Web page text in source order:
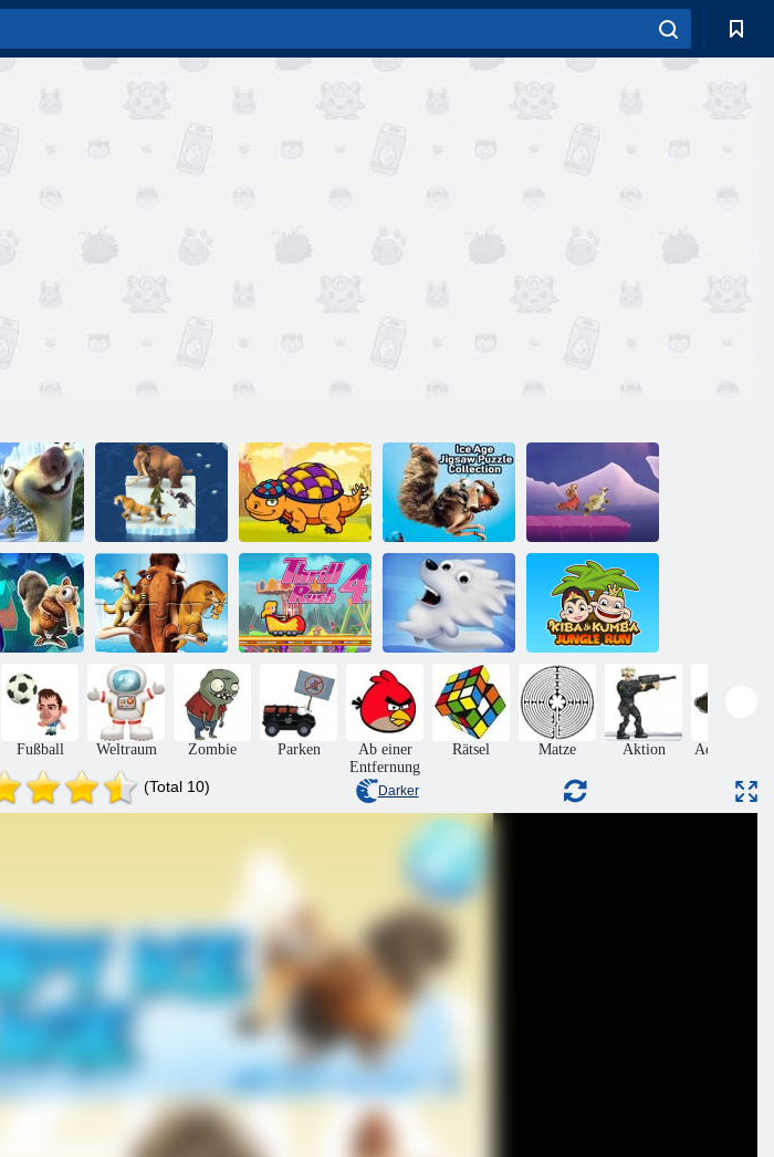
Age 4 -
Sie die 6
Sid's Labyrinth
Wahnsinn
Eiszeit lustige
Dinosaurier
Färbung
Eiszeit-Puzzle-
Sammlung
Eiszeit:
Manischer
Meteorlauf
Parkour:
Puzzle:
Abenteuer in der
Eiszeit
Nervenkitzel
Rush 4
Snow Globe
Kiba und
Kumba:
Dschungellauf
Fußball Weltraum Zombie Parken
Ab einer
Entfernung
Rätsel Matze Aktion Adventures
(Total 10) Darker